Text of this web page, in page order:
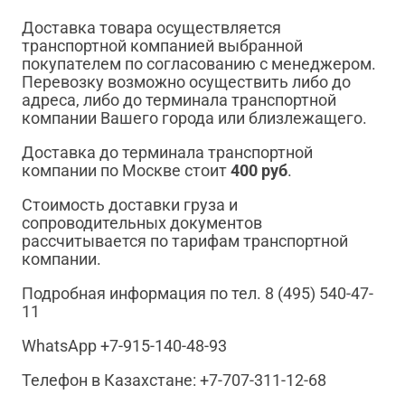
Доставка товара осуществляется
транспортной компанией выбранной
покупателем по согласованию с менеджером.
Перевозку возможно осуществить либо до
адреса, либо до терминала транспортной
компании Вашего города или близлежащего.
Доставка до терминала транспортной
компании по Москве стоит400 руб.
Стоимость доставки груза и
сопроводительных документов
рассчитывается по тарифам транспортной
компании.
Подробная информация по тел. 8 (495) 540-47-
11
WhatsApp +7-915-140-48-93
Телефон в Казахстане: +7-707-311-12-68